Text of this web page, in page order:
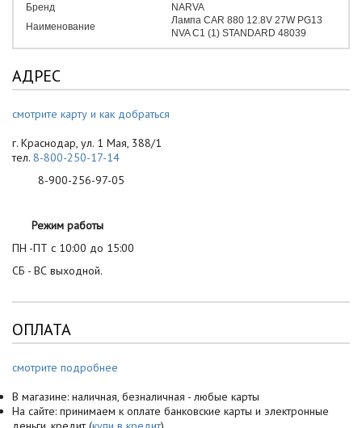
Бренд
NARVA
Наименование
Лампа CAR 880 12.8V 27W PG13
NVA C1 (1) STANDARD 48039
АДРЕС
смотрите карту и как добраться
г. Краснодар, ул. 1 Мая, 388/1
тел. 8-800-250-17-14
8-900-256-97-05
Режим работы
ПН -ПТ с 10:00 до 15:00
СБ - ВС выходной.
ОПЛАТА
смотрите подробнее
В магазине: наличная, безналичная - любые карты
На сайте: принимаем к оплате банковские карты и электронные